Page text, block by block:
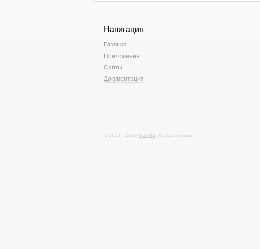
Навигация
Главная
Приложения
Сайты
Документация
© 2009—2026 Mail.Ru . Мы вас любим.